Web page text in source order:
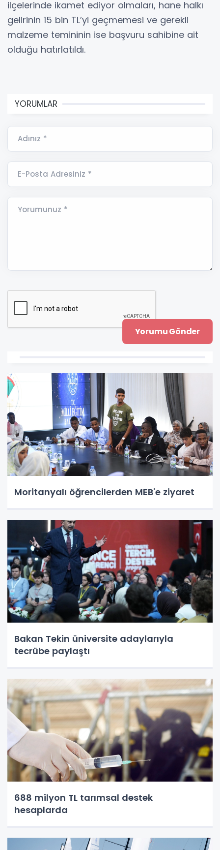
ilçelerinde ikamet ediyor olmaları, hane halkı
gelirinin 15 bin TL’yi geçmemesi ve gerekli
malzeme temininin ise başvuru sahibine ait
olduğu hatırlatıldı.
YORUMLAR
Adınız *
E-Posta Adresiniz *
Yorumunuz *
Moritanyalı öğrencilerden MEB'e ziyaret
Bakan Tekin üniversite adaylarıyla
tecrübe paylaştı
688 milyon TL tarımsal destek
hesaplarda